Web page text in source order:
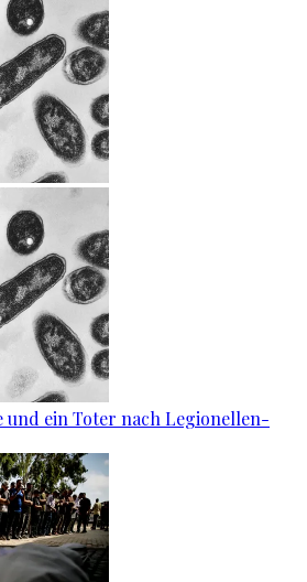
und ein Toter nach Legionellen-